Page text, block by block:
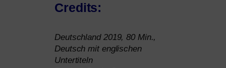
Credits:
Deutschland 2019, 80 Min.,
Deutsch mit eng­li­schen
Untertiteln